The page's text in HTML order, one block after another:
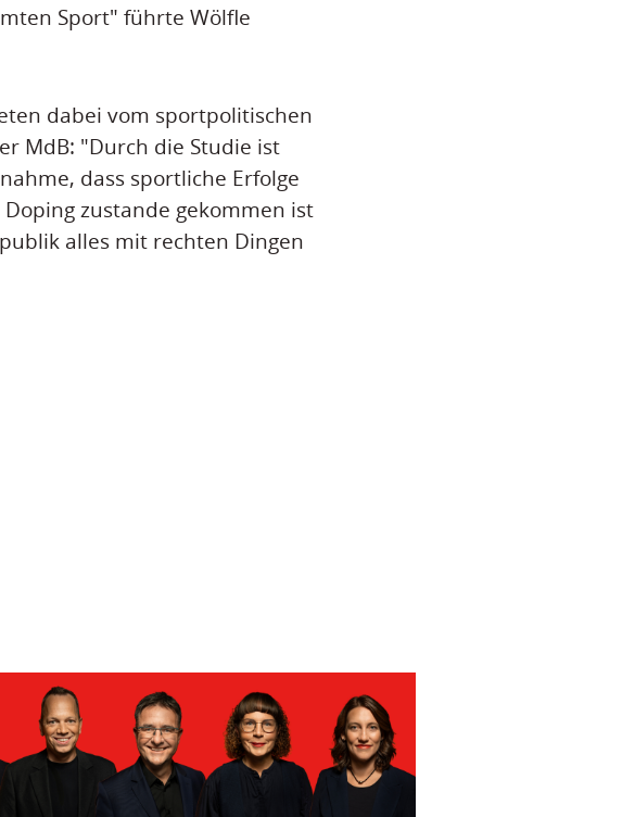
Sport" führte Wölfle
dabei vom sportpolitischen
MdB: "Durch die Studie ist
dass sportliche Erfolge
zustande gekommen ist
alles mit rechten Dingen